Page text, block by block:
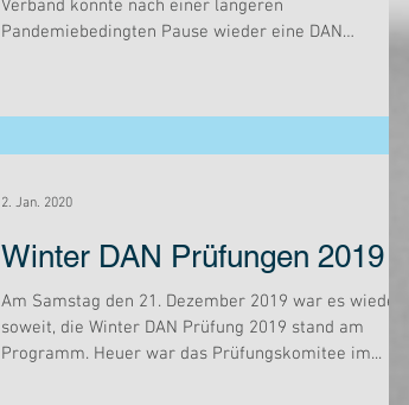
Verband konnte nach einer längeren
Pandemiebedingten Pause wieder eine DAN
Winter DAN Prüfungen 2019
Am Samstag den 21. Dezember 2019 war es wieder
soweit, die Winter DAN Prüfung 2019 stand am
Programm. Heuer war das Prüfungskomitee im...
2. Jan. 2020